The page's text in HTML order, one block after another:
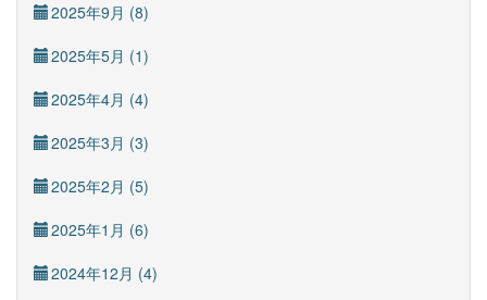
2025年9月 (8)
2025年5月 (1)
2025年4月 (4)
2025年3月 (3)
2025年2月 (5)
2025年1月 (6)
2024年12月 (4)